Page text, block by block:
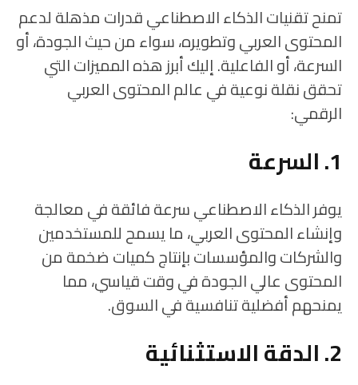
تمنح تقنيات الذكاء الاصطناعي قدرات مذهلة لدعم
المحتوى العربي وتطويره، سواء من حيث الجودة، أو
السرعة، أو الفاعلية. إليك أبرز هذه المميزات التي
تحقق نقلة نوعية في عالم المحتوى العربي
الرقمي:
1. السرعة
يوفر الذكاء الاصطناعي سرعة فائقة في معالجة
وإنشاء المحتوى العربي، ما يسمح للمستخدمين
والشركات والمؤسسات بإنتاج كميات ضخمة من
المحتوى عالي الجودة في وقت قياسي، مما
يمنحهم أفضلية تنافسية في السوق.
2. الدقة الاستثنائية